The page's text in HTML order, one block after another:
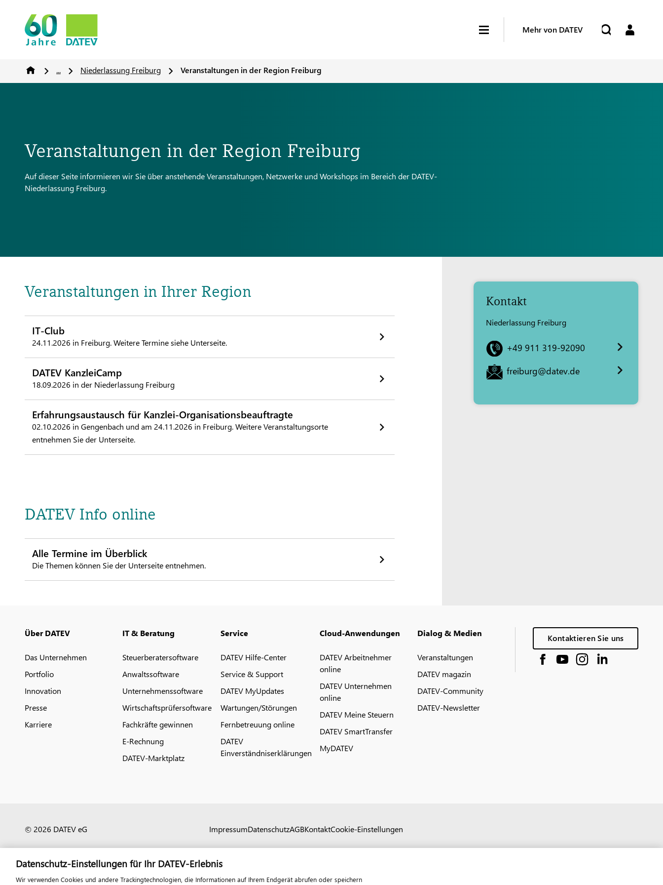
Mehr von DATEV
... Niederlassung Freiburg Veranstaltungen in der Region Freiburg
Veranstaltungen in der Region Freiburg
Auf dieser Seite informieren wir Sie über anstehende Veranstaltungen, Netzwerke und Workshops im Bereich der DATEV-
Niederlassung Freiburg.
Veranstaltungen in Ihrer Region
IT-Club
24.11.2026 in Freiburg. Weitere Termine siehe Unterseite.
DATEV KanzleiCamp
18.09.2026 in der Niederlassung Freiburg
Erfahrungsaustausch für Kanzlei-Organisationsbeauftragte
02.10.2026 in Gengenbach und am 24.11.2026 in Freiburg. Weitere Veranstaltungsorte
entnehmen Sie der Unterseite.
DATEV Info online
Alle Termine im Überblick
Die Themen können Sie der Unterseite entnehmen.
Kontakt
Niederlassung Freiburg
+49 911 319-92090
freiburg@datev.de
Über DATEV
Das Unternehmen
Portfolio
Innovation
Presse
Karriere
IT & Beratung
Steuerberatersoftware
Anwaltssoftware
Unternehmenssoftware
Wirtschaftsprüfersoftware
Fachkräfte gewinnen
E-Rechnung
DATEV-Marktplatz
Service
DATEV Hilfe-Center
Service & Support
DATEV MyUpdates
Wartungen/Störungen
Fernbetreuung online
DATEV
Einverständniserklärungen
Cloud-Anwendungen
DATEV Arbeitnehmer
online
DATEV Unternehmen
online
DATEV Meine Steuern
DATEV SmartTransfer
MyDATEV
Dialog & Medien
Veranstaltungen
DATEV magazin
DATEV-Community
DATEV-Newsletter
Kontaktieren Sie uns
© 2026 DATEV eG ImpressumDatenschutzAGBKontaktCookie-Einstellungen
Datenschutz-Einstellungen für Ihr DATEV-Erlebnis
Wir verwenden Cookies und andere Trackingtechnologien, die Informationen auf Ihrem Endgerät abrufen oder speichern